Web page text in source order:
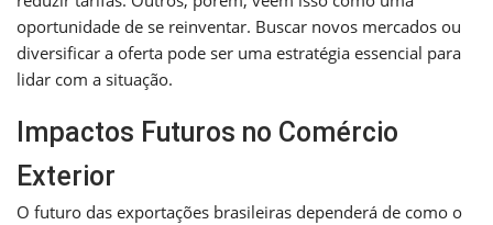
oportunidade de se reinventar. Buscar novos mercados ou
diversificar a oferta pode ser uma estratégia essencial para
lidar com a situação.
Impactos Futuros no Comércio
Exterior
O futuro das exportações brasileiras dependerá de como o